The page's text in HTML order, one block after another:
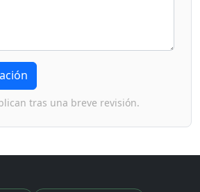
tras una breve revisión.